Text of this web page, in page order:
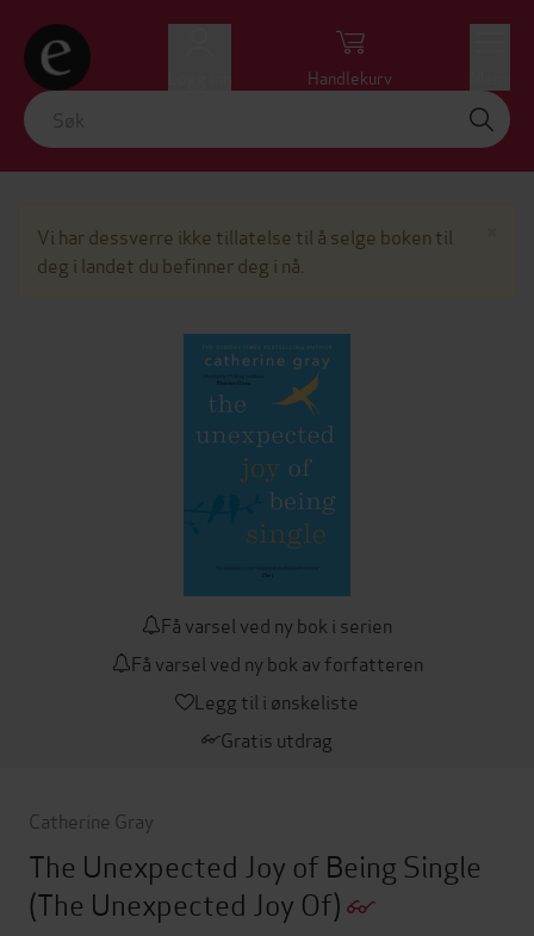
Handlekurv
Vi har dessverre ikke tillatelse til å selge boken til
deg i landet du befinner deg i nå.
Få varsel ved ny bok i serien
Få varsel ved ny bok av forfatteren
Legg til i ønskeliste
Gratis utdrag
Catherine Gray
The Unexpected Joy of Being Single
(The Unexpected Joy Of)